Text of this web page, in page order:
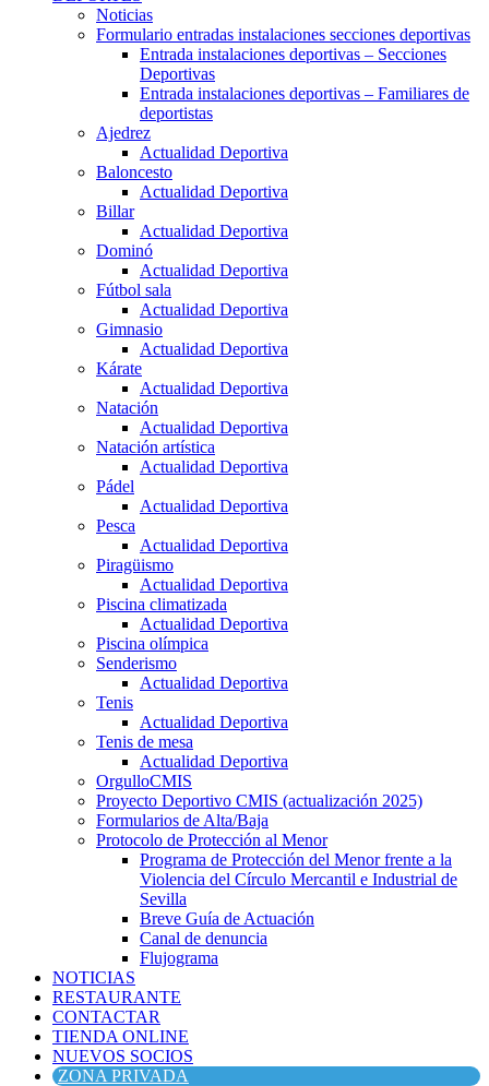
Noticias
Formulario entradas instalaciones secciones deportivas
Entrada instalaciones deportivas – Secciones
Deportivas
Entrada instalaciones deportivas – Familiares de
deportistas
Ajedrez
Actualidad Deportiva
Baloncesto
Actualidad Deportiva
Billar
Actualidad Deportiva
Dominó
Actualidad Deportiva
Fútbol sala
Actualidad Deportiva
Gimnasio
Actualidad Deportiva
Kárate
Actualidad Deportiva
Natación
Actualidad Deportiva
Natación artística
Actualidad Deportiva
Pádel
Actualidad Deportiva
Pesca
Actualidad Deportiva
Piragüismo
Actualidad Deportiva
Piscina climatizada
Actualidad Deportiva
Piscina olímpica
Senderismo
Actualidad Deportiva
Tenis
Actualidad Deportiva
Tenis de mesa
Actualidad Deportiva
OrgulloCMIS
Proyecto Deportivo CMIS (actualización 2025)
Formularios de Alta/Baja
Protocolo de Protección al Menor
Programa de Protección del Menor frente a la
Violencia del Círculo Mercantil e Industrial de
Sevilla
Breve Guía de Actuación
Canal de denuncia
Flujograma
NOTICIAS
RESTAURANTE
CONTACTAR
TIENDA ONLINE
NUEVOS SOCIOS
ZONA PRIVADA